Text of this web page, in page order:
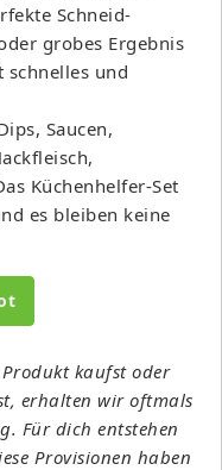
Schneid-
grobes Ergebnis
und
Saucen,
Küchenhelfer-Set
es bleiben keine
kaufst oder
erhalten wir oftmals
Für dich entstehen
Provisionen haben